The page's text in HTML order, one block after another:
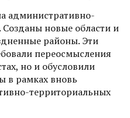
админист­ративно-
новые области и
районы. Эти
переосмысления
но и обусловили
в рамках вновь
территориальных